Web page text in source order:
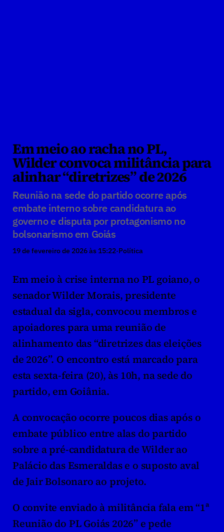
Em meio ao racha no PL,
Wilder convoca militância para
alinhar “diretrizes” de 2026
Reunião na sede do partido ocorre após
embate interno sobre candidatura ao
governo e disputa por protagonismo no
bolsonarismo em Goiás
19 de fevereiro de 2026 às 15:22·Política
Em meio à crise interna no PL goiano, o
senador Wilder Morais, presidente
estadual da sigla, convocou membros e
apoiadores para uma reunião de
alinhamento das “diretrizes das eleições
de 2026”. O encontro está marcado para
esta sexta-feira (20), às 10h, na sede do
partido, em Goiânia.
A convocação ocorre poucos dias após o
embate público entre alas do partido
sobre a pré-candidatura de Wilder ao
Palácio das Esmeraldas e o suposto aval
de Jair Bolsonaro ao projeto.
O convite enviado à militância fala em “1ª
Reunião do PL Goiás 2026” e pede